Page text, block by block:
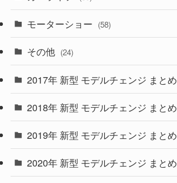
(9)
(4)
(30)
(27)
(26)
(33)
(10)
(35)
モーターショー (58)
その他 (24)
2017年 新型 モデルチェンジ まとめ
2018年 新型 モデルチェンジ まとめ
2019年 新型 モデルチェンジ まとめ
2020年 新型 モデルチェンジ まとめ